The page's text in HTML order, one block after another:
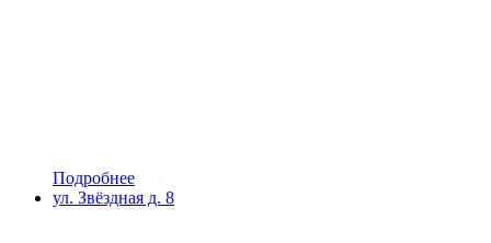
Подробнее
ул. Звёздная д. 8